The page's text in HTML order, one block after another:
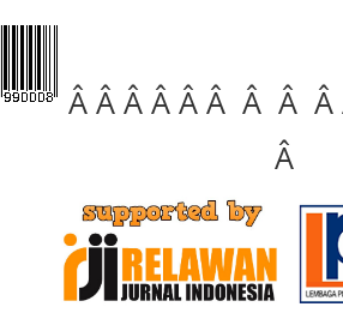
Â Â Â Â Â Â Â Â
Â